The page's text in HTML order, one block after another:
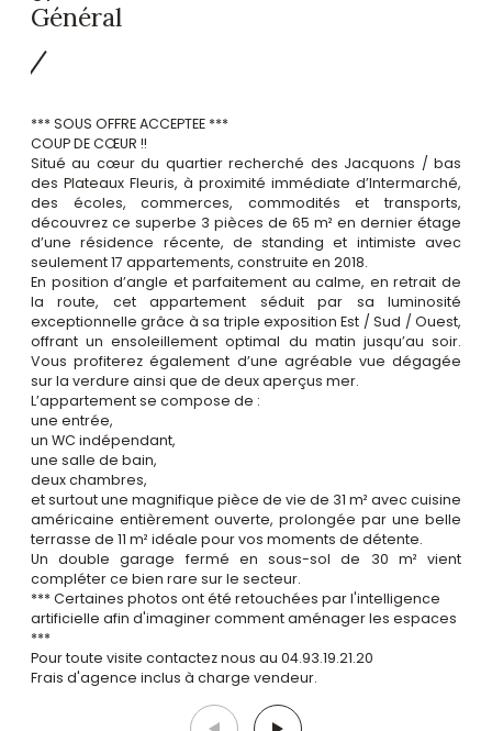
Général
*** SOUS OFFRE ACCEPTEE ***
COUP DE CŒUR !!
Situé au cœur du quartier recherché des Jacquons / bas
des Plateaux Fleuris, à proximité immédiate d’Intermarché,
des écoles, commerces, commodités et transports,
découvrez ce superbe 3 pièces de 65 m² en dernier étage
d’une résidence récente, de standing et intimiste avec
seulement 17 appartements, construite en 2018.
En position d’angle et parfaitement au calme, en retrait de
la route, cet appartement séduit par sa luminosité
exceptionnelle grâce à sa triple exposition Est / Sud / Ouest,
offrant un ensoleillement optimal du matin jusqu’au soir.
Vous profiterez également d’une agréable vue dégagée
sur la verdure ainsi que de deux aperçus mer.
L’appartement se compose de :
une entrée,
un WC indépendant,
une salle de bain,
deux chambres,
et surtout une magnifique pièce de vie de 31 m² avec cuisine
américaine entièrement ouverte, prolongée par une belle
terrasse de 11 m² idéale pour vos moments de détente.
Un double garage fermé en sous-sol de 30 m² vient
compléter ce bien rare sur le secteur.
*** Certaines photos ont été retouchées par l'intelligence
artificielle afin d'imaginer comment aménager les espaces
***
Pour toute visite contactez nous au 04.93.19.21.20
Frais d'agence inclus à charge vendeur.